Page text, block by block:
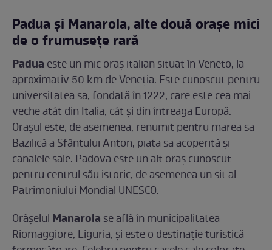
Padua și Manarola, alte două orașe mici
de o frumusețe rară
Padua este un mic oraș italian situat în Veneto, la
aproximativ 50 km de Veneția. Este cunoscut pentru
universitatea sa, fondată în 1222, care este cea mai
veche atât din Italia, cât și din întreaga Europă.
Orașul este, de asemenea, renumit pentru marea sa
Bazilică a Sfântului Anton, piața sa acoperită și
canalele sale. Padova este un alt oraș cunoscut
pentru centrul său istoric, de asemenea un sit al
Patrimoniului Mondial UNESCO.
Orășelul Manarola se află în municipalitatea
Riomaggiore, Liguria, și este o destinație turistică